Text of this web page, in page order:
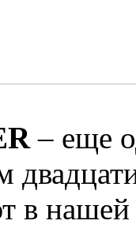
– еще
в нашей